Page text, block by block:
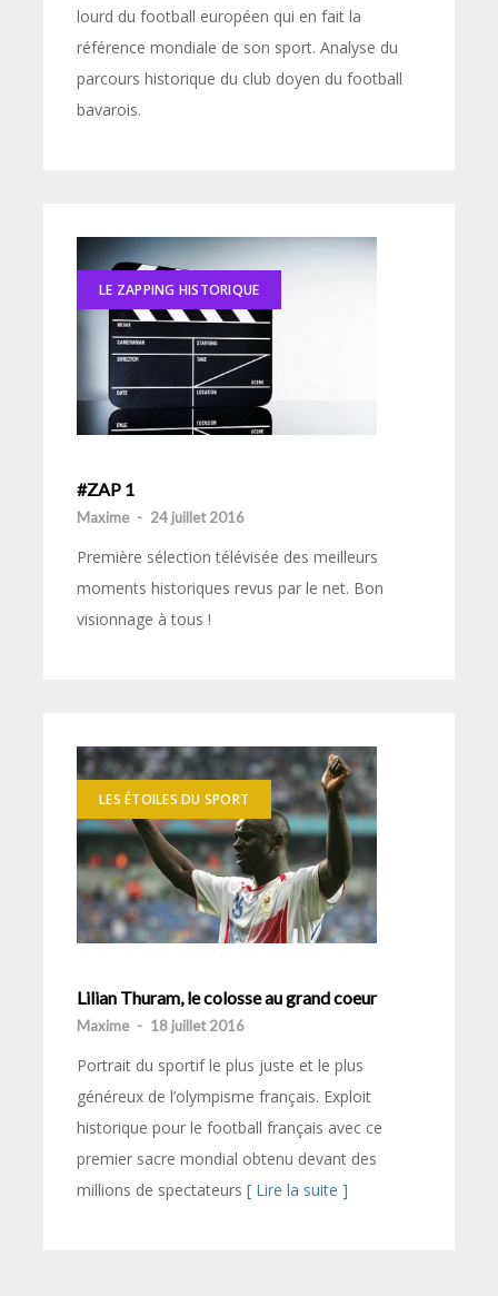
lourd du football européen qui en fait la
référence mondiale de son sport. Analyse du
parcours historique du club doyen du football
bavarois.
LE ZAPPING HISTORIQUE
#ZAP 1
Maxime - 24 juillet 2016
Première sélection télévisée des meilleurs
moments historiques revus par le net. Bon
visionnage à tous !
LES ÉTOILES DU SPORT
Lilian Thuram, le colosse au grand coeur
Maxime - 18 juillet 2016
Portrait du sportif le plus juste et le plus
généreux de l’olympisme français. Exploit
historique pour le football français avec ce
premier sacre mondial obtenu devant des
millions de spectateurs [ Lire la suite ]